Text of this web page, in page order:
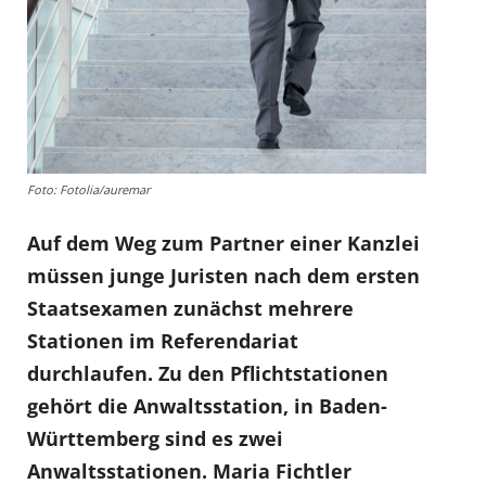
Foto: Fotolia/auremar
Auf dem Weg zum Partner einer Kanzlei
müssen junge Juristen nach dem ersten
Staatsexamen zunächst mehrere
Stationen im Referendariat
durchlaufen. Zu den Pflichtstationen
gehört die Anwaltsstation, in Baden-
Württemberg sind es zwei
Anwaltsstationen. Maria Fichtler